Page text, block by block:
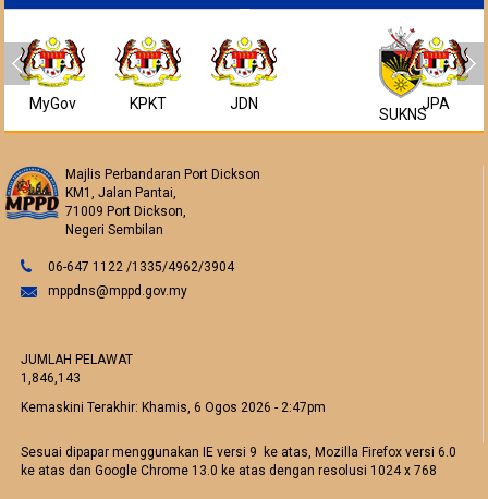
MyGov KPKT JDN
SUKNS
JPA
Majlis Perbandaran Port Dickson
KM1, Jalan Pantai,
71009 Port Dickson,
Negeri Sembilan
06-647 1122 /1335/4962/3904
mppdns@mppd.gov.my
JUMLAH PELAWAT
1,846,143
Kemaskini Terakhir:Khamis, 6 Ogos 2026 - 2:47pm
Sesuai dipapar menggunakan IE versi 9 ke atas, Mozilla Firefox versi 6.0
ke atas dan Google Chrome 13.0 ke atas dengan resolusi 1024 x 768